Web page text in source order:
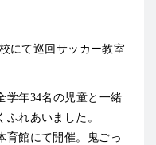
にて巡回サッカー教室
学年34名の児童と一緒
れあいました。
育館にて開催。鬼ごっ